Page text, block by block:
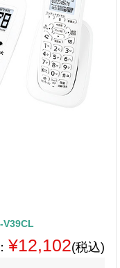
V39CL
¥12,102(税込)